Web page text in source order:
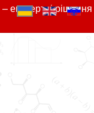
– експертні рішення